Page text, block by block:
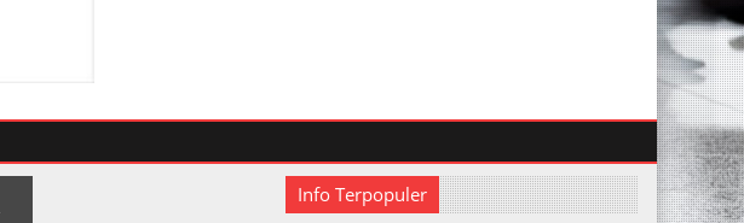
Info Terpopuler